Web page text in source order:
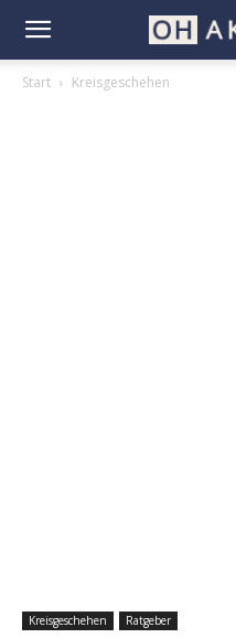
Start Kreisgeschehen
Kreisgeschehen Ratgeber